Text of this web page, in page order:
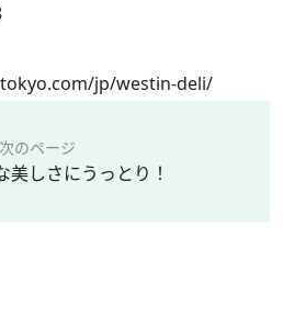
jp/westin-deli/
次のページ
美しさにうっとり！